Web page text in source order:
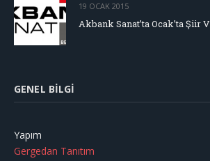
19 OCAK 2015
Akbank Sanat’ta Ocak’ta Şiir
GENEL BILGI
Yapım
Gergedan Tanıtım